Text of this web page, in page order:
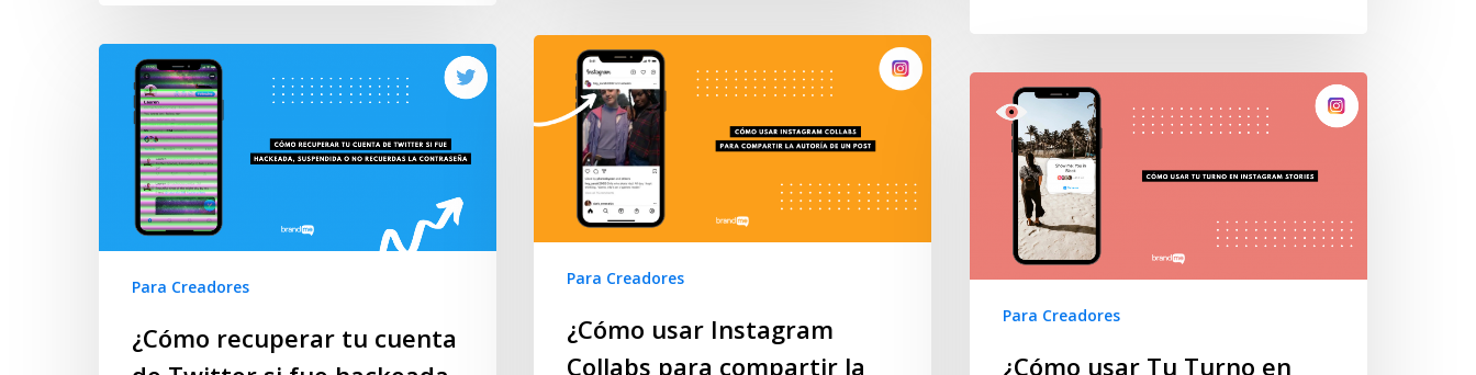
Para Creadores
¿Cómo usar Instagram
Collabs para compartir la
Para Creadores
¿Cómo recuperar tu cuenta
Para Creadores
¿Cómo usar Tu Turno en